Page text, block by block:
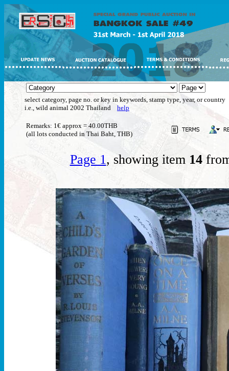
select category, page no. or key in keywords, stamp type, year, or country
i.e., wild animal 2002 Thailand help
Remarks: 1€ approx = 40.00THB
(all lots conducted in Thai Baht, THB)
Page 1, showing item 14